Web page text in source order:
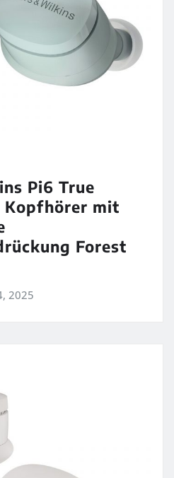
Pi6 True
Kopfhörer mit
Forest
2025